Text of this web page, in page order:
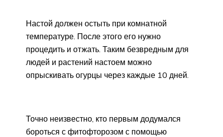
Настой должен остыть при комнатной
температуре. После этого его нужно
процедить и отжать. Таким безвредным для
людей и растений настоем можно
опрыскивать огурцы через каждые 10 дней.
Точно неизвестно, кто первым додумался
бороться с фитофторозом с помощью